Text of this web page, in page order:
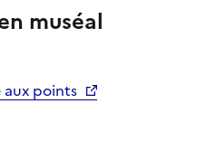
muséal
aux points